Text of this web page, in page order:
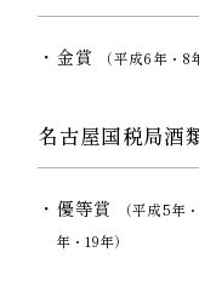
金賞 （平成6年・8
名古屋国税局酒
優等賞
（平成5年
年・19年）